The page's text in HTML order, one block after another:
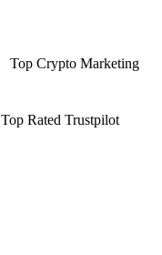
Top Crypto Marketing
Top Rated Trustpilot